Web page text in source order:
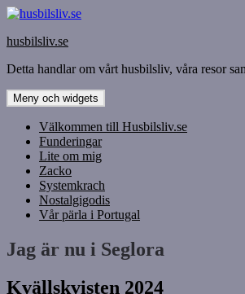
Hoppa
innehåll
husbilsliv.se
Detta handlar om vårt husbilsliv, våra resor
Meny och widgets
Välkommen till Husbilsliv.se
Funderingar
Lite om mig
Zacko
Systemkrach
Nostalgigodis
Vår pärla i Portugal
Jag är nu i Seglora
Kvällskvisten 2024